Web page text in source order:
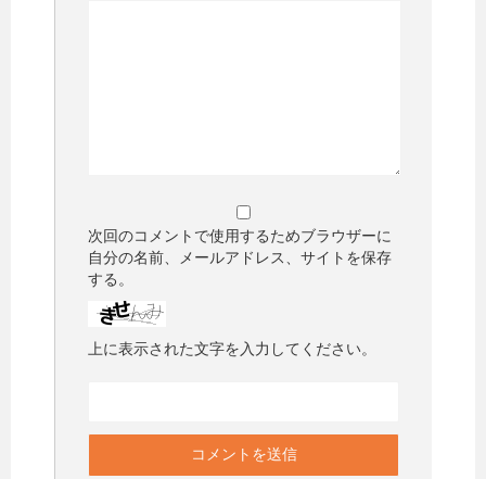
次回のコメントで使用するためブラウザーに
自分の名前、メールアドレス、サイトを保存
する。
上に表示された文字を入力してください。